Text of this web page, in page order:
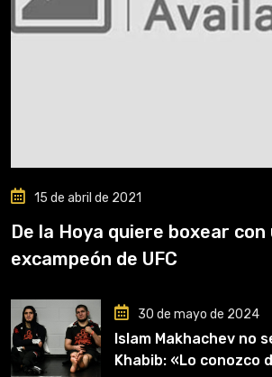
15 de abril de 2021
De la Hoya quiere boxear con
excampeón de UFC
30 de mayo de 2024
Islam Makhachev no
Khabib: «Lo conozco